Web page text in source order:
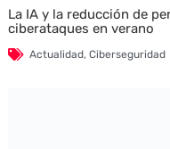
La IA y la reducción de
ciberataques en verano
Actualidad, Ciberseguridad